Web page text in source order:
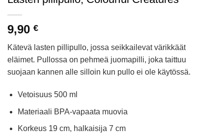
9,90 €
Kätevä lasten pillipullo, jossa seikkailevat värikkäät
eläimet. Pullossa on pehmeä juomapilli, joka taittuu
suojaan kannen alle silloin kun pullo ei ole käytössä.
Vetoisuus 500 ml
Materiaali BPA-vapaata muovia
Korkeus 19 cm, halkaisija 7 cm